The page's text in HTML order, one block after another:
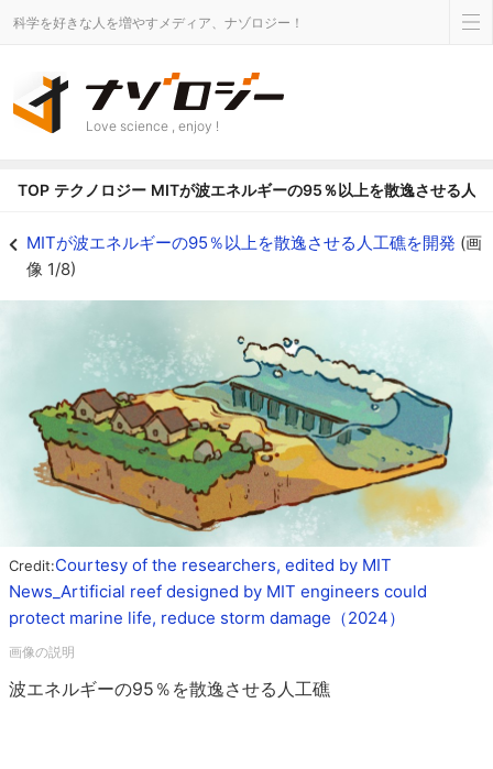
科学を好きな人を増やすメディア、ナゾロジー！
Love science , enjoy !
TOP テクノロジー MITが波エネルギーの95％以上を散逸させる人
MITが波エネルギーの95％以上を散逸させる人工礁を開発 (画
像 1/8)
Credit:Courtesy of the researchers, edited by MIT
News_Artificial reef designed by MIT engineers could
protect marine life, reduce storm damage（2024）
波エネルギーの95％を散逸させる人工礁